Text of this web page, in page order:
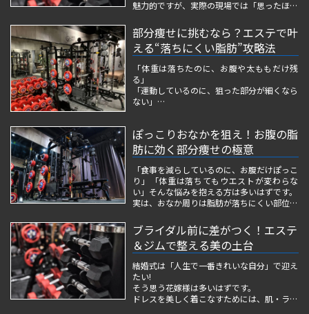
魅力的ですが、実際の現場では「思ったほど
を崩した」という声も少なくありません。
脂肪冷却は医学的にも賛否があり、体質や代
部分痩せに挑むなら？エステで叶
える“落ちにくい脂肪”攻略法
「体重は落ちたのに、お腹や太ももだけ残
る」
「運動しているのに、狙った部分が細くなら
ない」
実は、脂肪には落ちやすい場所と落ちにくい
場所があり、一般的なダイエットだけでは思
うように変化が出ないことも珍しくありませ
ん。
そこで注目されているのが、プ...
ぽっこりおなかを狙え！お腹の脂
肪に効く部分痩せの極意
「食事を減らしているのに、お腹だけぽっこ
り」「体重は落ちてもウエストが変わらな
い」そんな悩みを抱える方は多いはずです。
実は、おなか周りは脂肪が落ちにくい部位。
え・代謝の低下など、複数の原因が重な
る“複合型ぽっこりお腹”になっているケース
がほとんどだからです。
ブライダル前に差がつく！エステ
＆ジムで整える美の土台
結婚式は「人生で一番きれいな自分」で迎え
たい!
そう思う花嫁様は多いはずです。
ドレスを美しく着こなすためには、肌・ライ